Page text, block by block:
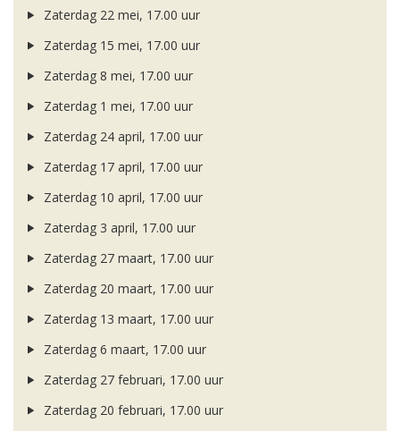
Zaterdag 22 mei, 17.00 uur
Zaterdag 15 mei, 17.00 uur
Zaterdag 8 mei, 17.00 uur
Zaterdag 1 mei, 17.00 uur
Zaterdag 24 april, 17.00 uur
Zaterdag 17 april, 17.00 uur
Zaterdag 10 april, 17.00 uur
Zaterdag 3 april, 17.00 uur
Zaterdag 27 maart, 17.00 uur
Zaterdag 20 maart, 17.00 uur
Zaterdag 13 maart, 17.00 uur
Zaterdag 6 maart, 17.00 uur
Zaterdag 27 februari, 17.00 uur
Zaterdag 20 februari, 17.00 uur